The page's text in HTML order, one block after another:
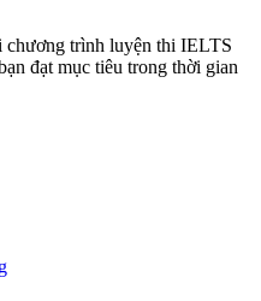
trình luyện thi IELTS
đạt mục tiêu trong thời gian